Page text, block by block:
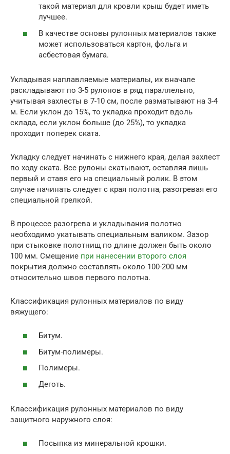
такой материал для кровли крыш будет иметь
лучшее.
В качестве основы рулонных материалов также
может использоваться картон, фольга и
асбестовая бумага.
Укладывая наплавляемые материалы, их вначале
раскладывают по 3-5 рулонов в ряд параллельно,
учитывая захлесты в 7-10 см, после разматывают на 3-4
м. Если уклон до 15%, то укладка проходит вдоль
склада, если уклон больше (до 25%), то укладка
проходит поперек ската.
Укладку следует начинать с нижнего края, делая захлест
по ходу ската. Все рулоны скатывают, оставляя лишь
первый и ставя его на специальный ролик. В этом
случае начинать следует с края полотна, разогревая его
специальной грелкой.
В процессе разогрева и укладывания полотно
необходимо укатывать специальным валиком. Зазор
при стыковке полотнищ по длине должен быть около
100 мм. Смещение при нанесении второго слоя
покрытия должно составлять около 100-200 мм
относительно швов первого полотна.
Классификация рулонных материалов по виду
вяжущего:
Битум.
Битум-полимеры.
Полимеры.
Деготь.
Классификация рулонных материалов по виду
защитного наружного слоя:
Посыпка из минеральной крошки.